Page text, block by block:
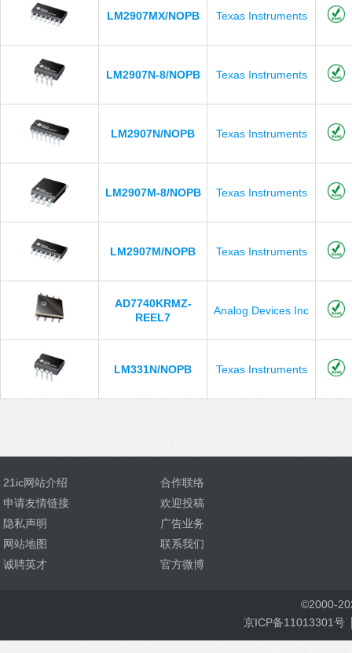
LM2907MX/NOPB Texas Instruments
LM2907N-8/NOPB Texas Instruments
LM2907N/NOPB Texas Instruments
LM2907M-8/NOPB Texas Instruments
LM2907M/NOPB Texas Instruments
AD7740KRMZ-
REEL7
Analog Devices Inc
LM331N/NOPB Texas Instruments
21ic网站介绍
合作联络
申请友情链接
欢迎投稿
隐私声明
广告业务
网站地图
联系我们
诚聘英才
官方微博
©2000-
京ICP备11013301号